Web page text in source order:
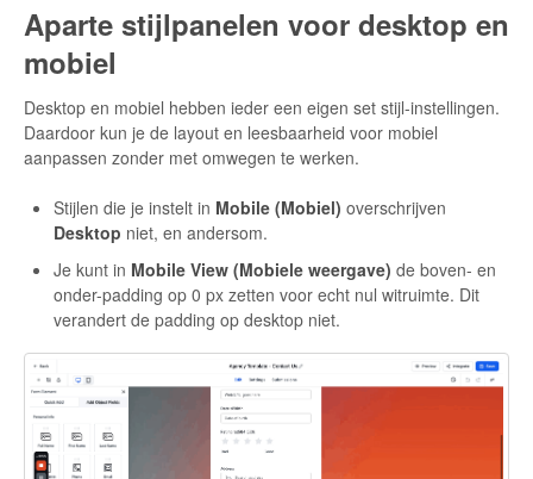
Aparte stijlpanelen voor desktop en
mobiel
Desktop en mobiel hebben ieder een eigen set stijl-instellingen.
Daardoor kun je de layout en leesbaarheid voor mobiel
aanpassen zonder met omwegen te werken.
Stijlen die je instelt in Mobile (Mobiel) overschrijven
Desktop niet, en andersom.
Je kunt in Mobile View (Mobiele weergave) de boven- en
onder-padding op 0 px zetten voor echt nul witruimte. Dit
verandert de padding op desktop niet.